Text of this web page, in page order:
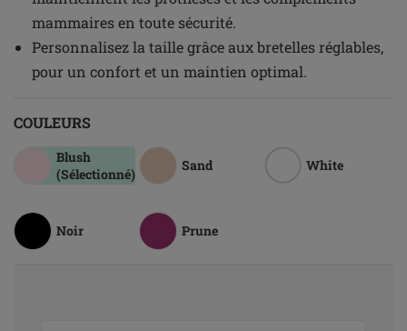
mammaires en toute sécurité.
Personnalisez la taille grâce aux bretelles réglables,
pour un confort et un maintien optimal.
COULEURS
Blush
(Sélectionné)
Sand White
Noir Prune